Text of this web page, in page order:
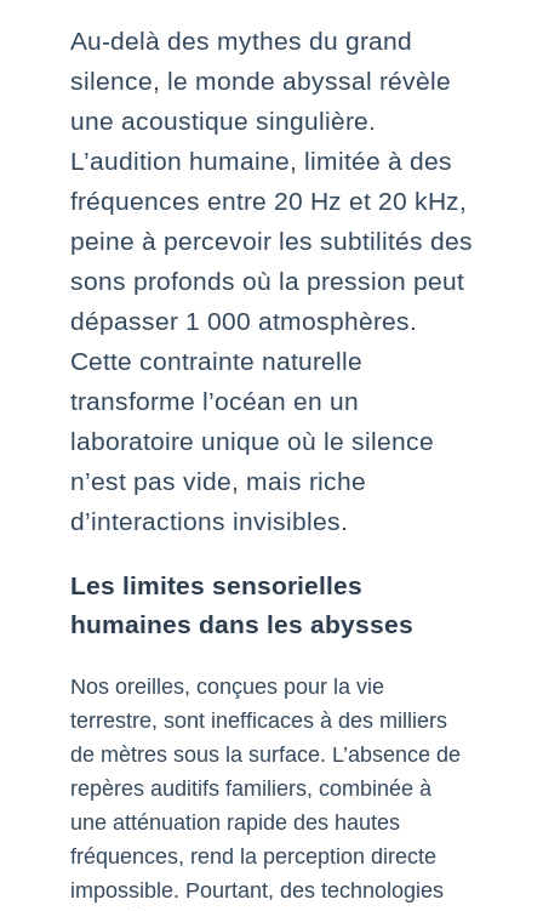
Au-delà des mythes du grand
silence, le monde abyssal révèle
une acoustique singulière.
L’audition humaine, limitée à des
fréquences entre 20 Hz et 20 kHz,
peine à percevoir les subtilités des
sons profonds où la pression peut
dépasser 1 000 atmosphères.
Cette contrainte naturelle
transforme l’océan en un
laboratoire unique où le silence
n’est pas vide, mais riche
d’interactions invisibles.
Les limites sensorielles
humaines dans les abysses
Nos oreilles, conçues pour la vie
terrestre, sont inefficaces à des milliers
de mètres sous la surface. L’absence de
repères auditifs familiers, combinée à
une atténuation rapide des hautes
fréquences, rend la perception directe
impossible. Pourtant, des technologies